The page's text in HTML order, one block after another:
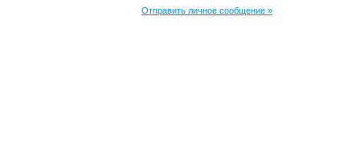
Отправить личное сообщение »